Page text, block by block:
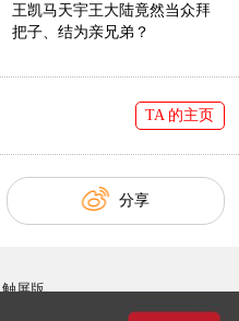
王凯马天宇王大陆竟然当众拜
把子、结为亲兄弟？
TA 的主页
分享
触屏版